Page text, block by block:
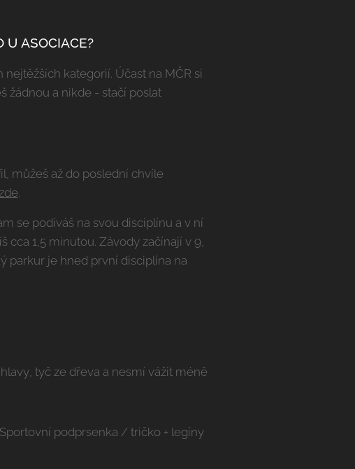
U ASOCIACE?
kategorií. Účast na MČR si
žádnou a nikde - stačí poslat
můžeš až do poslední chvíle
.
se podíváš na svou disciplínu a v ní
cca 1,5 minutou. Závody začínají v 9,
parkur je hned první disciplína na
tyč ze dřeva a nesmí vážit méně
podprsenka / tričko + legíny